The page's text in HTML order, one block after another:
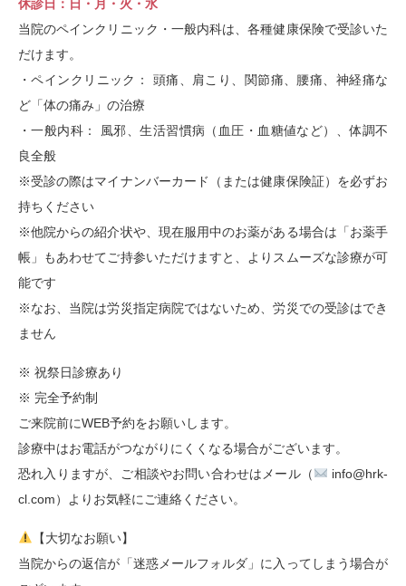
休診日：日・月・火・水
当院のペインクリニック・一般内科は、各種健康保険で受診いた
だけます。
・ペインクリニック： 頭痛、肩こり、関節痛、腰痛、神経痛な
ど「体の痛み」の治療
・一般内科： 風邪、生活習慣病（血圧・血糖値など）、体調不
良全般
※受診の際はマイナンバーカード（または健康保険証）を必ずお
持ちください
※他院からの紹介状や、現在服用中のお薬がある場合は「お薬手
帳」もあわせてご持参いただけますと、よりスムーズな診療が可
能です
※なお、当院は労災指定病院ではないため、労災での受診はでき
ません
※ 祝祭日診療あり
※ 完全予約制
ご来院前にWEB予約をお願いします。
診療中はお電話がつながりにくくなる場合がございます。
恐れ入りますが、ご相談やお問い合わせはメール（
info@hrk-
cl.com）よりお気軽にご連絡ください。
【大切なお願い】
当院からの返信が「迷惑メールフォルダ」に入ってしまう場合が